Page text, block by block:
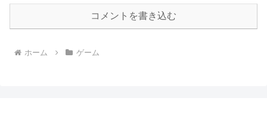
コメントを書き込む
ホーム ゲーム